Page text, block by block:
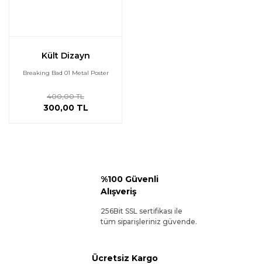
Kült Dizayn
Breaking Bad 01 Metal Poster
400,00 TL
300,00 TL
%100 Güvenli
Alışveriş
256Bit SSL sertifikası ile
tüm siparişleriniz güvende.
Ücretsiz Kargo